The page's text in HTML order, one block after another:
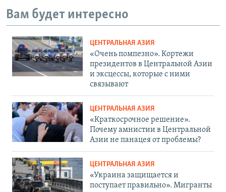
Вам будет интересно
ЦЕНТРАЛЬНАЯ АЗИЯ
«Очень помпезно». Кортежи
президентов в Центральной Азии
и эксцессы, которые с ними
связывают
ЦЕНТРАЛЬНАЯ АЗИЯ
«Краткосрочное решение».
Почему амнистии в Центральной
Азии не панацея от проблемы?
ЦЕНТРАЛЬНАЯ АЗИЯ
«Украина защищается и
поступает правильно». Мигранты